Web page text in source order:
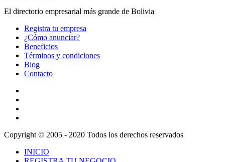
El directorio empresarial más grande de Bolivia
Registra tu empresa
¿Cómo anunciar?
Beneficios
Términos y condiciones
Blog
Contacto
Copyright © 2005 - 2020 Todos los derechos reservados
INICIO